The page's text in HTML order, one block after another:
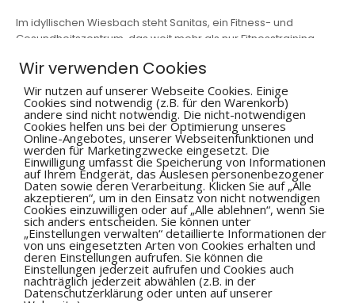
Im idyllischen Wiesbach steht Sanitas, ein Fitness- und
Gesundheitszentrum, das weit mehr als nur Fitnesstraining
einem Diplomsportlehrer mit einem beeindruckenden
Hintergrund in Sporttherapie und Humanmedizin, hat sich
Sanitas-Wiesbach zu einem der führenden regionalen
Anbieter für Rehasport und Gesundheitstraining entwickelt. In
unserem exklusiven Interview gibt Markus Brill Einblicke in die
Philosophie, die Expertise und die einzigartigen Angebote des
Sanitas Wiesbach.
Artikel lesen
Wir verwenden Cookies
Wir nutzen auf unserer Webseite Cookies. Einige
Cookies sind notwendig (z.B. für den Warenkorb)
andere sind nicht notwendig. Die nicht-notwendigen
Cookies helfen uns bei der Optimierung unseres
Online-Angebotes, unserer Webseitenfunktionen und
werden für Marketingzwecke eingesetzt. Die
Einwilligung umfasst die Speicherung von Informationen
auf Ihrem Endgerät, das Auslesen personenbezogener
Daten sowie deren Verarbeitung. Klicken Sie auf „Alle
akzeptieren“, um in den Einsatz von nicht notwendigen
Cookies einzuwilligen oder auf „Alle ablehnen“, wenn Sie
sich anders entscheiden. Sie können unter
„Einstellungen verwalten“ detaillierte Informationen der
von uns eingesetzten Arten von Cookies erhalten und
deren Einstellungen aufrufen. Sie können die
Einstellungen jederzeit aufrufen und Cookies auch
nachträglich jederzeit abwählen (z.B. in der
Datenschutzerklärung oder unten auf unserer